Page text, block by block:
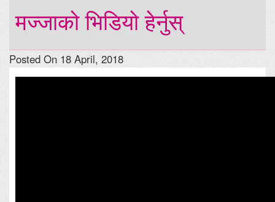
मज्जाको भिडियो हेर्नुस्
Posted On 18 April, 2018